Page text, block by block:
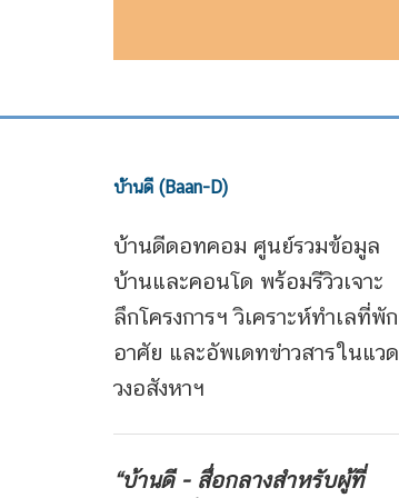
บ้านดี (Baan-D)
บ้านดีดอทคอม ศูนย์รวมข้อมูล
บ้านและคอนโด พร้อมรีวิวเจาะ
ลึกโครงการฯ วิเคราะห์ทำเลที่พัก
อาศัย และอัพเดทข่าวสารในแวด
วงอสังหาฯ
“บ้านดี - สื่อกลางสำหรับผู้ที่